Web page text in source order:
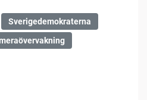
Sverigedemokraterna